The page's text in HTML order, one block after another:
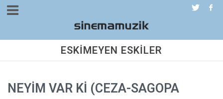
ESKİMEYEN ESKİLER
NEYİM VAR Kİ (CEZA-SAGOPA